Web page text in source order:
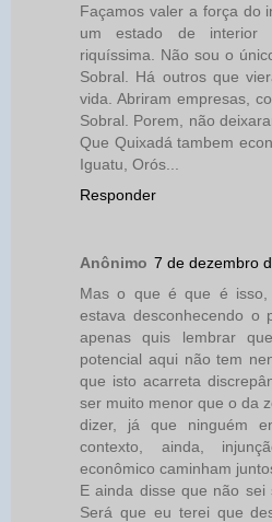
Façamos valer a força do
um estado de interior
riquíssima. Não sou o
Sobral. Há outros que
vida. Abriram empresas,
Sobral. Porem, não
Que Quixadá tambem
Iguatu, Orós...
Responder
Anônimo 7 de dezembro
Mas o que é que é
estava desconhecendo o
apenas quis lembrar
potencial aqui não tem
que isto acarreta
ser muito menor que o da
dizer, já que ninguém
contexto, ainda,
econômico caminham
E ainda disse que não sei
Será que eu terei que